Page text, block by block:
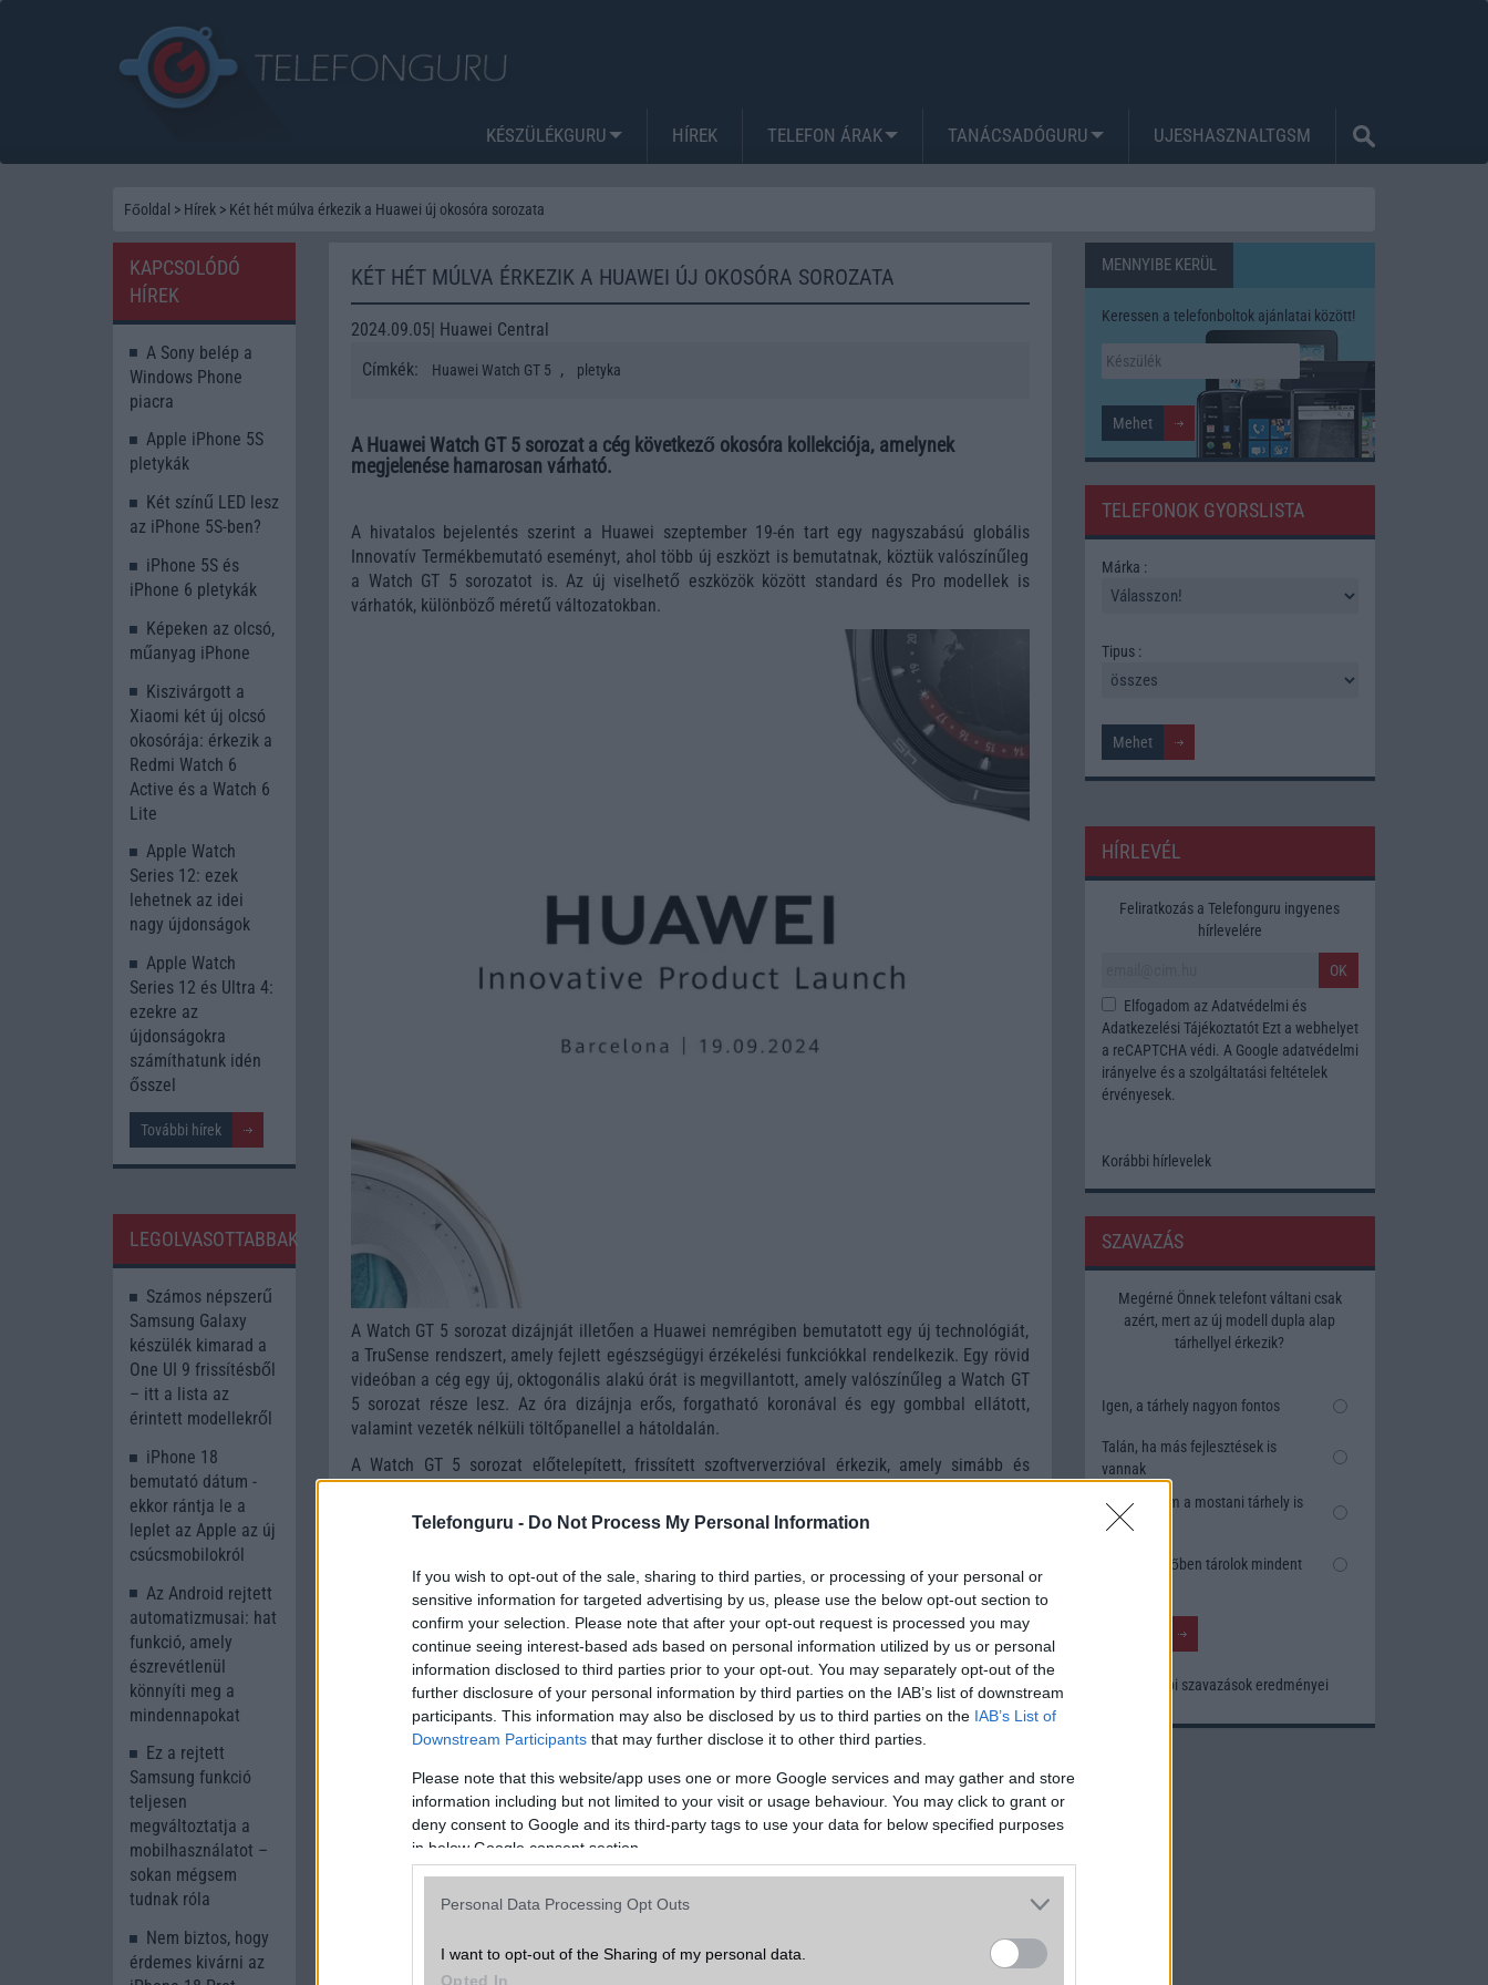
Telefonguru - Do Not Process My Personal Information
If you wish to opt-out of the sale, sharing to third parties, or processing of your personal or
sensitive information for targeted advertising by us, please use the below opt-out section to
confirm your selection. Please note that after your opt-out request is processed you may
continue seeing interest-based ads based on personal information utilized by us or personal
information disclosed to third parties prior to your opt-out. You may separately opt-out of the
further disclosure of your personal information by third parties on the IAB’s list of downstream
participants. This information may also be disclosed by us to third parties on the IAB’s List of
Downstream Participants that may further disclose it to other third parties.
Please note that this website/app uses one or more Google services and may gather and store
information including but not limited to your visit or usage behaviour. You may click to grant or
deny consent to Google and its third-party tags to use your data for below specified purposes
in below Google consent section.
Personal Data Processing Opt Outs
I want to opt-out of the Sharing of my personal data.
Opted In
KÉSZÜLÉKGURU HÍREK TELEFON ÁRAK TANÁCSADÓGURU UJESHASZNALTGSM
Főoldal > Hírek > Két hét múlva érkezik a Huawei új okosóra sorozata
KÉT HÉT MÚLVA ÉRKEZIK A HUAWEI ÚJ OKOSÓRA SOROZATA
2024.09.05| Huawei Central
Címkék:
Huawei Watch GT 5 , pletyka
A Huawei Watch GT 5 sorozat a cég következő okosóra kollekciója, amelynek
megjelenése hamarosan várható.
A hivatalos bejelentés szerint a Huawei szeptember 19-én tart egy nagyszabású globális
Innovatív Termékbemutató eseményt, ahol több új eszközt is bemutatnak, köztük valószínűleg
a Watch GT 5 sorozatot is. Az új viselhető eszközök között standard és Pro modellek is
várhatók, különböző méretű változatokban.
A Watch GT 5 sorozat dizájnját illetően a Huawei nemrégiben bemutatott egy új technológiát,
a TruSense rendszert, amely fejlett egészségügyi érzékelési funkciókkal rendelkezik. Egy rövid
videóban a cég egy új, oktogonális alakú órát is megvillantott, amely valószínűleg a Watch GT
5 sorozat része lesz. Az óra dizájnja erős, forgatható koronával és egy gombbal ellátott,
valamint vezeték nélküli töltőpanellel a hátoldalán.
A Watch GT 5 sorozat előtelepített, frissített szoftververzióval érkezik, amely simább és
gyorsabb felhasználói élményt kínál. A sorozatban 41 mm-es és 46 mm-es méretváltozatok
lesznek elérhetők, és a Pro modell dinamikusabb képességekkel rendelkezik majd. Az eszköz
IP68-as vízállósági besorolást kap, és 1,5 méteres mélységben 30 percig bírja a vizet.
Böngésszen tovább legfrissebb híreink között!
KAPCSOLÓDÓ
HÍREK
A Sony belép a
Windows Phone
piacra
Apple iPhone 5S
pletykák
Két színű LED lesz
az iPhone 5S-ben?
iPhone 5S és
iPhone 6 pletykák
Képeken az olcsó,
műanyag iPhone
Kiszivárgott a
Xiaomi két új olcsó
okosórája: érkezik a
Redmi Watch 6
Active és a Watch 6
Lite
Apple Watch
Series 12: ezek
lehetnek az idei
nagy újdonságok
Apple Watch
Series 12 és Ultra 4:
ezekre az
újdonságokra
számíthatunk idén
ősszel
További hírek
LEGOLVASOTTABBAK
Számos népszerű
Samsung Galaxy
készülék kimarad a
One UI 9 frissítésből
– itt a lista az
érintett modellekről
iPhone 18
bemutató dátum -
ekkor rántja le a
leplet az Apple az új
csúcsmobilokról
Az Android rejtett
automatizmusai: hat
funkció, amely
észrevétlenül
könnyíti meg a
mindennapokat
Ez a rejtett
Samsung funkció
teljesen
megváltoztatja a
mobilhasználatot –
sokan mégsem
tudnak róla
Nem biztos, hogy
érdemes kivárni az
MENNYIBE KERÜL
Keressen a telefonboltok ajánlatai között!
TELEFONOK GYORSLISTA
Márka :
Tipus :
HÍRLEVÉL
Feliratkozás a Telefonguru ingyenes
hírlevelére
OK
Elfogadom az Adatvédelmi és
Adatkezelési TájékoztatótEzt a webhelyet
a reCAPTCHA védi. A Google adatvédelmi
irányelve és a szolgáltatási feltételek
érvényesek.
Korábbi hírlevelek
SZAVAZÁS
Megérné Önnek telefont váltani csak
azért, mert az új modell dupla alap
tárhellyel érkezik?
Igen, a tárhely nagyon fontos
Talán, ha más fejlesztések is
vannak
Nem, nekem a mostani tárhely is
elég
Inkább felhőben tárolok mindent
Korábbi szavazások eredményei